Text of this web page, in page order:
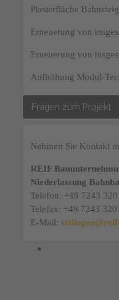
Plasterfläche
Erneuerung von
Erneuerung von
Aufhöhung Modul-
Fragen zum Projekt
Nehmen Sie Kontakt
REIF
Niederlassung
Telefon: +49 7243
Telefax: +49 7243
E-Mail: